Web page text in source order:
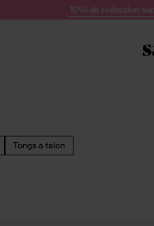
10% de réduction
Tongs à talon